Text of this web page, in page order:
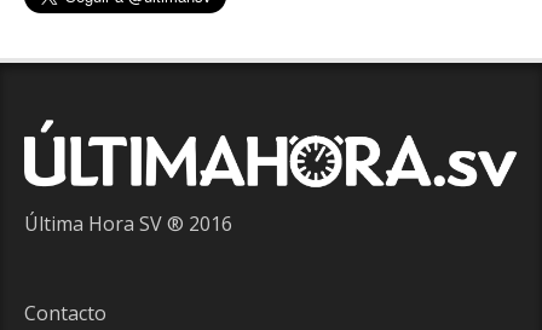
Última Hora SV ® 2016
Contacto